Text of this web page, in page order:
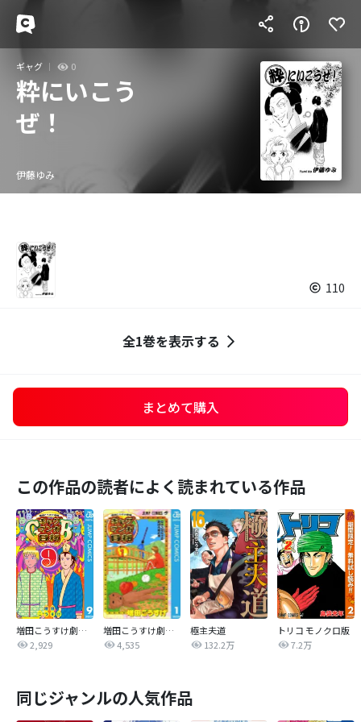
ギャグ 0
粋にいこう
ぜ！
伊藤ゆみ
110
全1巻を表示する
まとめて購入
この作品の読者によく読まれている作品
増田こうすけ劇場 ギャグマンガ日和GB
2,929
増田こうすけ劇場 ギャグマンガ日和
4,535
極主夫道
132.2万
トリコ モノクロ版
7.2万
同じジャンルの人気作品